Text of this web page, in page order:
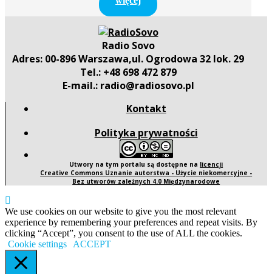
Radio Sovo
Adres: 00-896 Warszawa,ul. Ogrodowa 32 lok. 29
Tel.: +48 698 472 879
E-mail.: radio@radiosovo.pl
Kontakt
Polityka prywatności
Utwory na tym portalu są dostępne na licencji
Creative Commons Uznanie autorstwa - Użycie niekomercyjne -
Bez utworów zależnych 4.0 Międzynarodowe
We use cookies on our website to give you the most relevant
experience by remembering your preferences and repeat visits. By
clicking “Accept”, you consent to the use of ALL the cookies.
Cookie settings
ACCEPT